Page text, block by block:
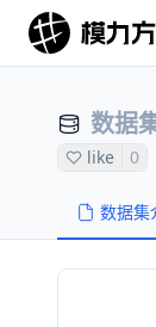
数据
like 0
数据集